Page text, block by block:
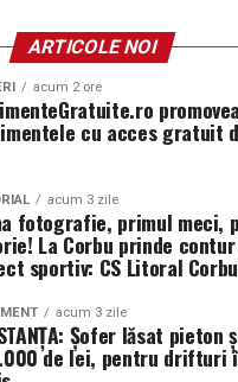
ARTICOLE NOI
acum 2 ore
cu acces gratuit
acum 3 zile
fotografie, primul meci,
La Corbu prinde
sportiv: CS Litoral Corbu
acum 3 zile
Șofer lăsat pieton
de lei, pentru drifturi